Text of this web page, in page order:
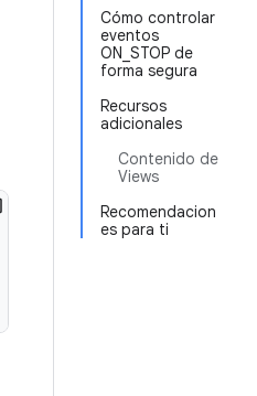
Cómo controlar
eventos
ON_STOP de
forma segura
Recursos
adicionales
Contenido de
Views
Recomendacion
es para ti